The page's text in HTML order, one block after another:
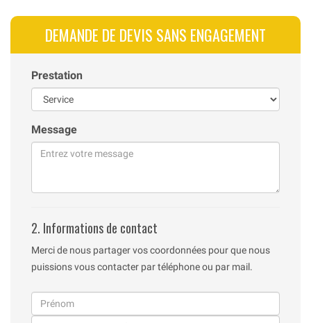
DEMANDE DE DEVIS SANS ENGAGEMENT
Prestation
Message
2. Informations de contact
Merci de nous partager vos coordonnées pour que nous
puissions vous contacter par téléphone ou par mail.